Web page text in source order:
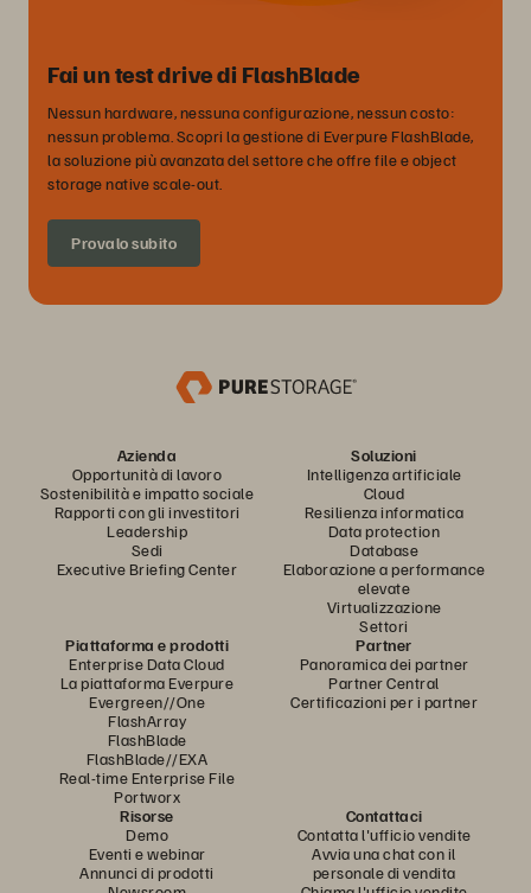
Fai un test drive di FlashBlade
Nessun hardware, nessuna configurazione, nessun costo:
nessun problema. Scopri la gestione di Everpure FlashBlade,
la soluzione più avanzata del settore che offre file e object
storage native scale-out.
Provalo subito
Azienda
Opportunità di lavoro
Sostenibilità e impatto sociale
Rapporti con gli investitori
Leadership
Sedi
Executive Briefing Center
Soluzioni
Intelligenza artificiale
Cloud
Resilienza informatica
Data protection
Database
Elaborazione a performance
elevate
Virtualizzazione
Settori
Piattaforma e prodotti
Enterprise Data Cloud
La piattaforma Everpure
Evergreen//One
FlashArray
FlashBlade
FlashBlade//EXA
Real-time Enterprise File
Portworx
Partner
Panoramica dei partner
Partner Central
Certificazioni per i partner
Risorse
Demo
Eventi e webinar
Annunci di prodotti
Contattaci
Contatta l'ufficio vendite
Avvia una chat con il
personale di vendita